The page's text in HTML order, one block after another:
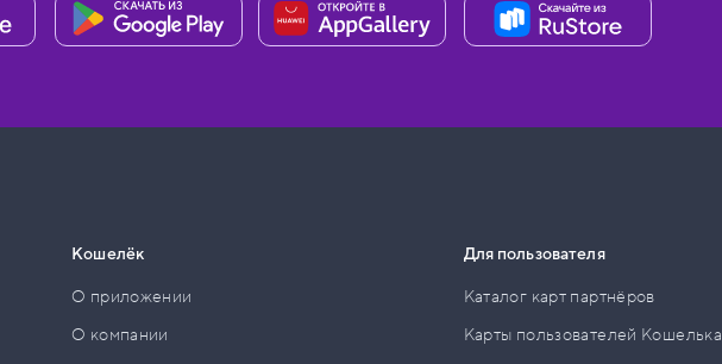
Кошелёк
О приложении
О компании
Для пользователя
Каталог карт партнёров
Карты пользователей Кошелька